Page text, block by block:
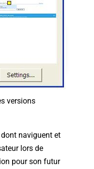
versions
naviguent et
lors de
pour son futur